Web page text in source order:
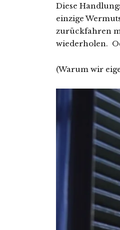
Diese
einzige
zurückfahren
wiederholen.
(Warum wir